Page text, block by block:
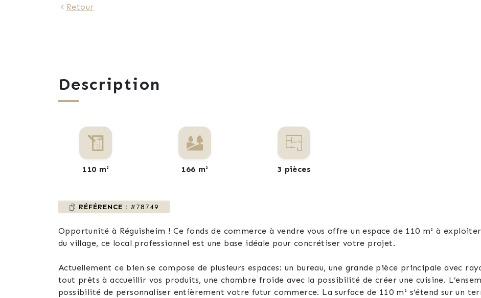
Retour
Description
110 m² 166 m² 3 pièces
RÉFÉRENCE : #78749
Opportunité à Réguisheim ! Ce fonds de commerce à vendre vous offre un espace de 110 m² à
du village, ce local professionnel est une base idéale pour concrétiser votre projet.
Actuellement ce bien se compose de plusieurs espaces: un bureau, une grande pièce principale avec rayonnages, un présentoir réfrigéré, le
tout prêts à accueillir vos produits, une chambre froide avec la possibilité de créer une cuisine. L’ensemble est à rafraîchir, offrant ainsi la
possibilité de personnaliser entièrement votre futur commerce. La surface de 110 m² s’étend sur un